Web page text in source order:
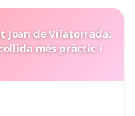
Joan de Vilatorrada:
més pràctic i